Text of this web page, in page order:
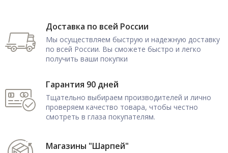
Доставка по всей России
Мы осуществляем быструю и надежную доставку
по всей России. Вы сможете быстро и легко
получить ваши покупки
Гарантия 90 дней
Тщательно выбираем производителей и лично
проверяем качество товара, чтобы честно
смотреть в глаза покупателям.
Магазины "Шарпей"